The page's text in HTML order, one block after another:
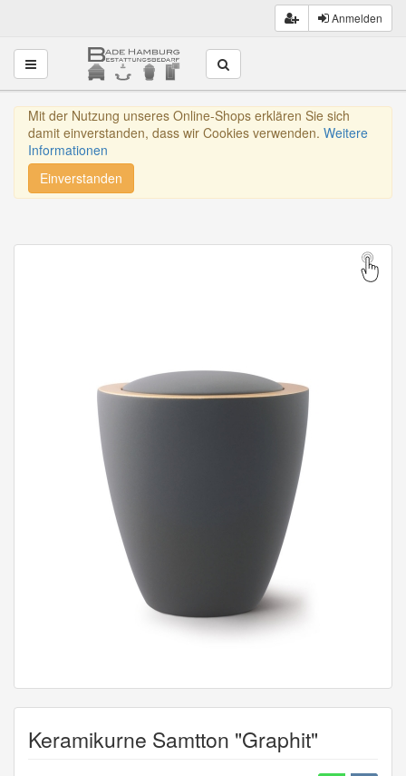
Anmelden
Toggle navigation
Mit der Nutzung unseres Online-Shops erklären Sie sich
damit einverstanden, dass wir Cookies verwenden. Weitere
Informationen
Einverstanden
Keramikurne Samtton "Graphit"